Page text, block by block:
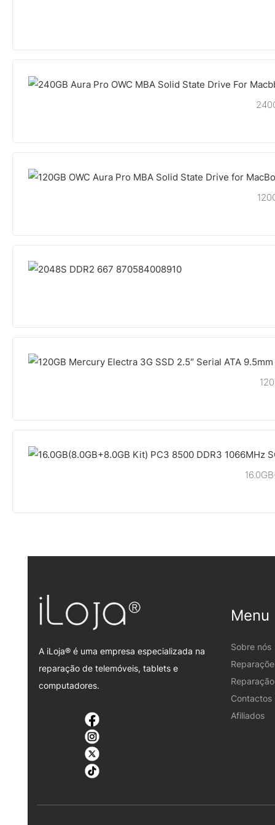
A iLoja® é uma empresa especializada na
reparação de telemóveis, tablets e
computadores.
Menu
Sobre nós
Contactos
Afiliados